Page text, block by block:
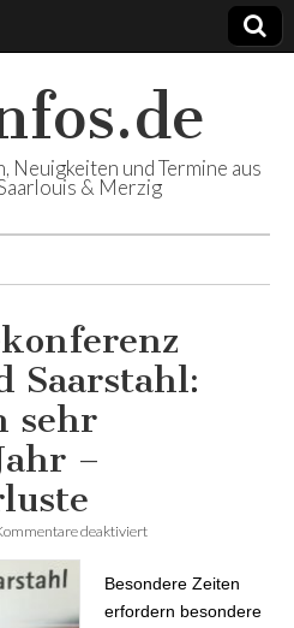
Neuigkeiten und Termine aus
& Merzig
Saarstahl:
sehr
–
deaktiviert
Saarstahl: 2019 war ein
sehr schwieriges Jahr –
Besondere Zeiten
erfordern besondere